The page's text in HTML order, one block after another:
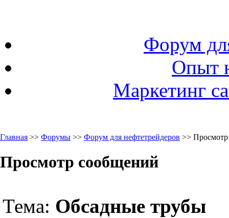
Форум
Опыт
Маркетинг
Главная >> Форумы >> Форум для нефтетрейдеров >>
Просмотр сообщений
Тема: Обсадные трубы